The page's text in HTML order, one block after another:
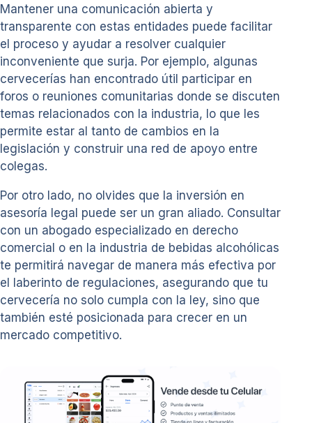
Mantener una comunicación abierta y
transparente con estas entidades puede facilitar
el proceso y ayudar a resolver cualquier
inconveniente que surja. Por ejemplo, algunas
cervecerías han encontrado útil participar en
foros o reuniones comunitarias donde se discuten
temas relacionados con la industria, lo que les
permite estar al tanto de cambios en la
legislación y construir una red de apoyo entre
colegas.
Por otro lado, no olvides que la inversión en
asesoría legal puede ser un gran aliado. Consultar
con un abogado especializado en derecho
comercial o en la industria de bebidas alcohólicas
te permitirá navegar de manera más efectiva por
el laberinto de regulaciones, asegurando que tu
cervecería no solo cumpla con la ley, sino que
también esté posicionada para crecer en un
mercado competitivo.